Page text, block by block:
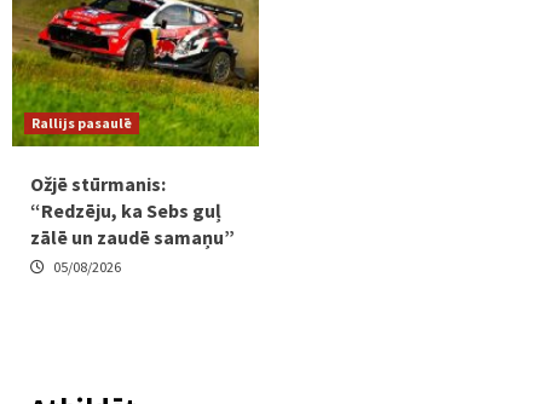
Rallijs pasaulē
Ožjē stūrmanis:
“Redzēju, ka Sebs guļ
zālē un zaudē samaņu”
05/08/2026